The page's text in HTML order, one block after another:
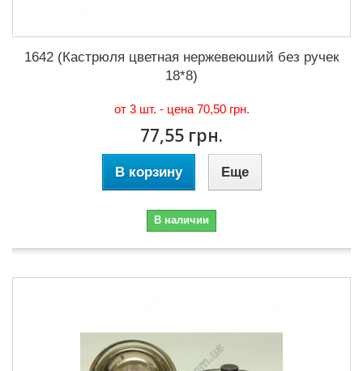
1642 (Кастрюля цветная нержевеюший без ручек
18*8)
от 3 шт. - цена 70,50 грн.
77,55 грн.
В корзину Еще
В наличии